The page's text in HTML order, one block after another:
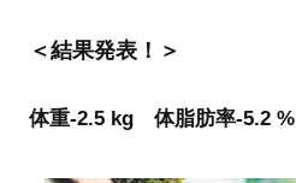
＜結果発表！＞
体重-2.5 kg 体脂肪率-5.2 %